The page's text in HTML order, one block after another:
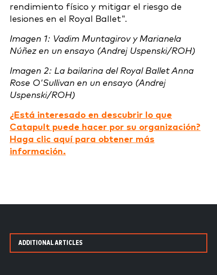
rendimiento físico y mitigar el riesgo de
lesiones en el Royal Ballet".
Imagen 1: Vadim Muntagirov y Marianela
Núñez en un ensayo (Andrej Uspenski/ROH)
Imagen 2: La bailarina del Royal Ballet Anna
Rose O'Sullivan en un ensayo (Andrej
Uspenski/ROH)
¿Está interesado en descubrir lo que
Catapult puede hacer por su organización?
Haga clic aquí para obtener más
información.
ADDITIONAL ARTICLES